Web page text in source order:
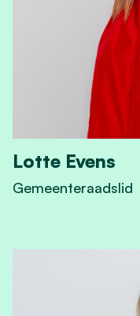
Lotte Evens
Gemeenteraadslid